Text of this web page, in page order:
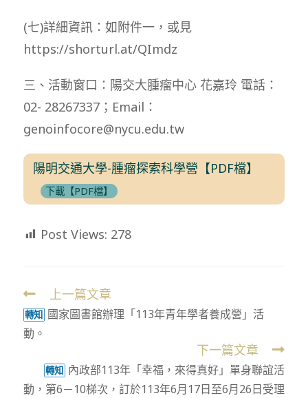
(七)詳細資訊：如附件一，或見
https://shorturl.at/QImdz
三、活動窗口：陽交大腫瘤中心 花嘉玲 電話：
02- 28267337；Email：
genoinfocore@nycu.edu.tw
陽明交通大學-腫瘤探索科學營【PDF檔】
下載【PDF檔】
Post Views: 278
Read
more
articles
上一篇文章
轉知 國家圖書館辦理「113年青年學者養成營」活
動。
下一篇文章
轉知 內政部113年「幸福，來得真好」單身聯誼活
動，第6－10梯次，訂於113年6月17日至6月26日受理